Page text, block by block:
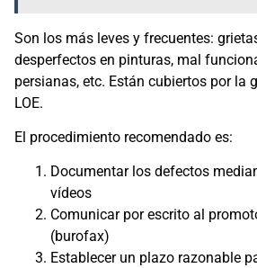
Son los más leves y frecuentes:
desperfectos en pinturas, mal
persianas, etc. Están cubiertos por la
LOE.
El procedimiento recomendado es:
Documentar los defectos
vídeos
Comunicar por escrito al
(burofax)
Establecer un plazo razonable